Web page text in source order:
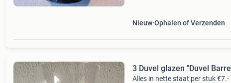
Nieuw Ophalen of Verzenden
3 Duvel glazen "Duvel
Alles in nette staat per stuk €7.-